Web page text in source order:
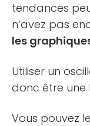
tendances
n’avez pas
les
Utiliser un
donc être une
Vous pouvez